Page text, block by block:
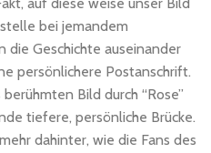
bei jemandem
die Geschichte auseinander
persönlichere Postanschrift.
Bild durch “Rose”
tiefere, persönliche Brücke.
dahinter, wie die Fans des